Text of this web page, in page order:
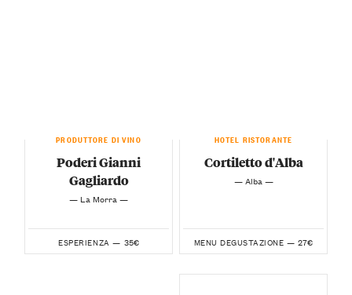
PRODUTTORE DI VINO
Poderi Gianni
Gagliardo
— La Morra —
ESPERIENZA — 35€
HOTEL RISTORANTE
Cortiletto d'Alba
— Alba —
MENU DEGUSTAZIONE — 27€